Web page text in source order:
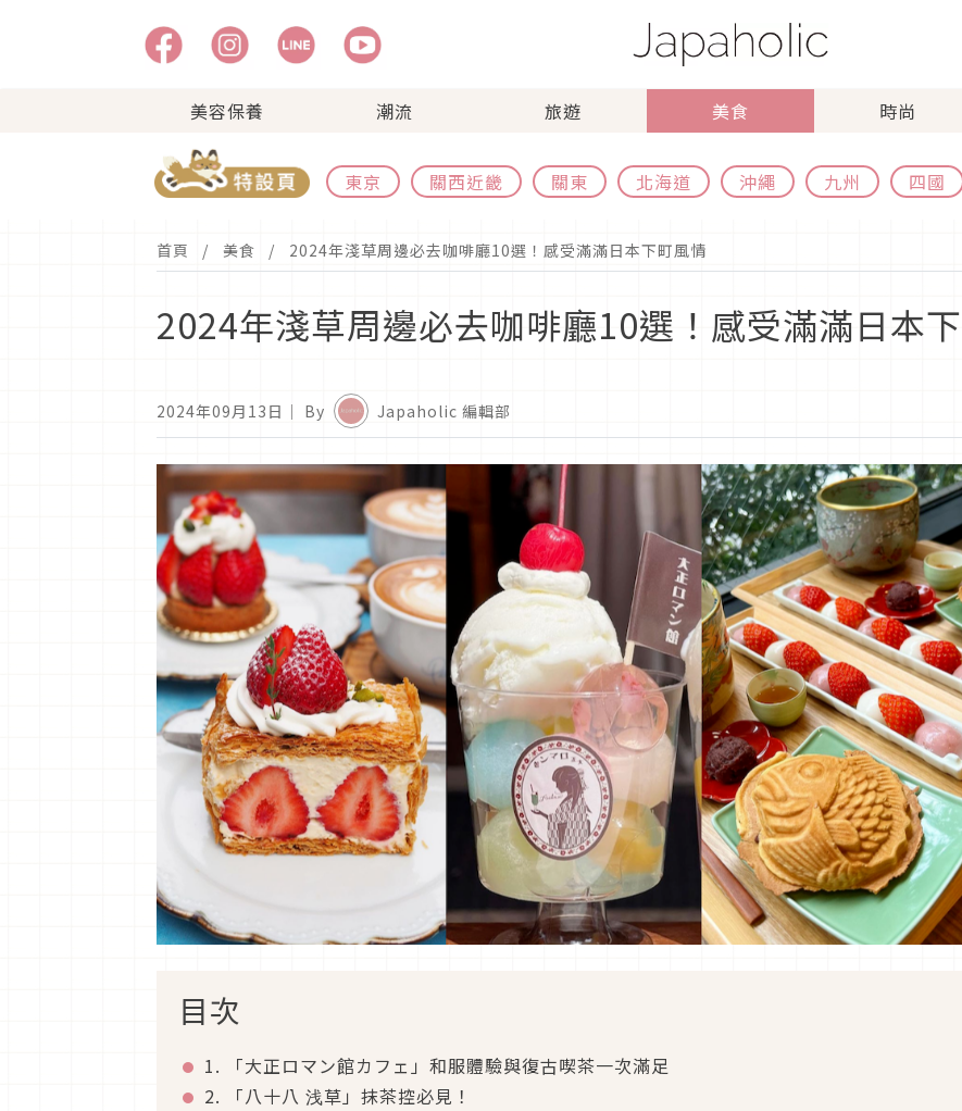
美容保養 潮流 旅遊 美食 時尚
東京 關西近畿 關東 北海道 沖繩 九州 四國
首頁 美食 2024年淺草周邊必去咖啡廳10選！感受滿滿日本下町風情
2024年淺草周邊必去咖啡廳10選！感受滿滿日本
2024年09月13日 ｜ By Japaholic 編輯部
目次
1. 「大正ロマン館カフェ」和服體驗與復古喫茶一次滿足
2. 「八十八 浅草」抹茶控必見！